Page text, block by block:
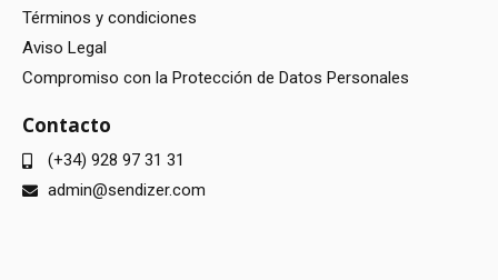
Términos y condiciones
Aviso Legal
Compromiso con la Protección de Datos Personales
Contacto
(+34) 928 97 31 31
admin@sendizer.com